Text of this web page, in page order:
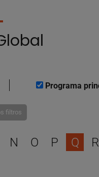
Programa
filtros
una letra
N O P Q R